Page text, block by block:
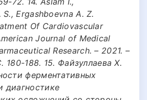
Ergashboevna A. Z.
Of Cardiovascular
Journal of Medical
Research. – 2021. –
180-188. 15. Файзуллаева Х.
ферментативных
диагностике